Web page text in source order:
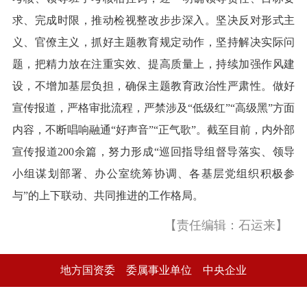
求、完成时限，推动检视整改步步深入。坚决反对形式主
义、官僚主义，抓好主题教育规定动作，坚持解决实际问
题，把精力放在注重实效、提高质量上，持续加强作风建
设，不增加基层负担，确保主题教育政治性严肃性。做好
宣传报道，严格审批流程，严禁涉及“低级红”“高级黑”方面
内容，不断唱响融通“好声音”“正气歌”。截至目前，内外部
宣传报道200余篇，努力形成“巡回指导组督导落实、领导
小组谋划部署、办公室统筹协调、各基层党组织积极参
与”的上下联动、共同推进的工作格局。
【责任编辑：石运来】
地方国资委 委属事业单位 中央企业